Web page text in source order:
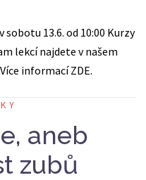
13.6. od 10:00 Kurzy
lekcí najdete v našem
informací ZDE.
aneb
zubů